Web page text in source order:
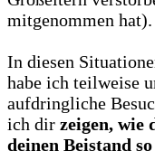
mitgenommen hat).
In diesen
habe ich teilweise
aufdringliche
ich dir zeigen, wie
deinen Beistand